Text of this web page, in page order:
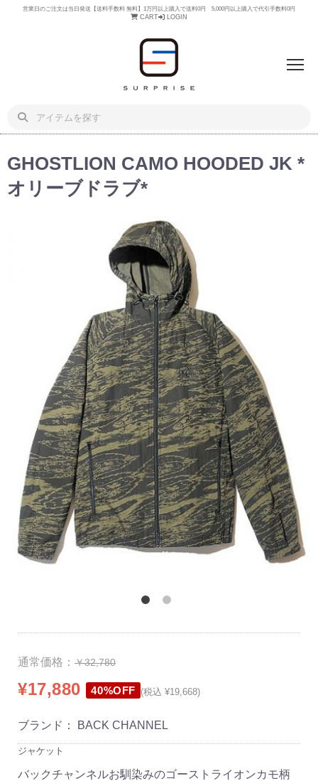
営業日のご注文は当日発送【送料手数料 無料】1万円以上購入で送料0円 5,000円以上購入で代引手数料0円
CART LOGIN
GHOSTLION CAMO HOODED JK *
オリーブドラブ*
通常価格： ￥32,780
¥17,880 40%OFF (税込 ¥19,668)
ブランド： BACK CHANNEL
ジャケット
バックチャンネルお馴染みのゴーストライオンカモ柄